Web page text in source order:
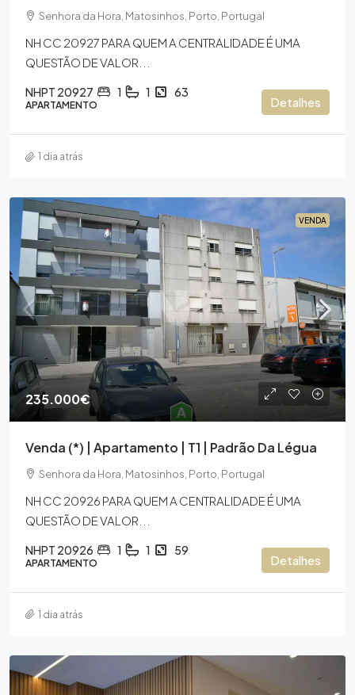
Senhora da Hora, Matosinhos, Porto, Portugal
NH CC 20927 PARA QUEM A CENTRALIDADE É UMA
QUESTÃO DE VALOR...
NHPT 20927 1 1 63
APARTAMENTO Detalhes
1 dia atrás
VENDA
235.000€
Venda (*) | Apartamento | T1 | Padrão Da Légua
Senhora da Hora, Matosinhos, Porto, Portugal
NH CC 20926 PARA QUEM A CENTRALIDADE É UMA
QUESTÃO DE VALOR...
NHPT 20926 1 1 59
APARTAMENTO Detalhes
1 dia atrás